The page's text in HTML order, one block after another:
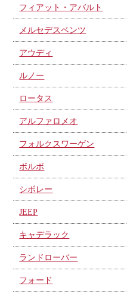
フィアット・アバルト
メルセデスベンツ
アウディ
ルノー
ロータス
アルファロメオ
フォルクスワーゲン
ボルボ
シボレー
JEEP
キャデラック
ランドローバー
フォード